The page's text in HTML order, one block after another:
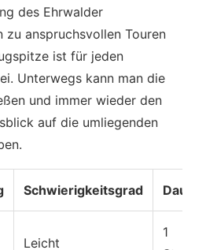
des Ehrwalder
zu anspruchsvollen Touren
ist für jeden
Unterwegs kann man die
und immer wieder den
auf die umliegenden
Schwierigkeitsgrad Dauer
Leicht
1